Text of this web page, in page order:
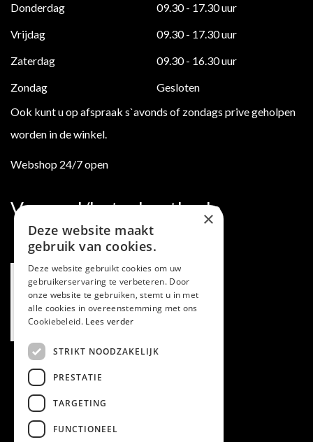
Donderdag
09.30 - 17.30 uur
Vrijdag
09.30 - 17.30 uur
Zaterdag
09.30 - 16.30 uur
Zondag
Gesloten
Ook kunt u op afspraak s`avonds of zondags prive geholpen
worden in de winkel.
Webshop 24/7 open
Verzend/betaalmethode
×
Deze website maakt
gebruik van cookies.
Deze website gebruikt cookies om uw
gebruikerservaring te verbeteren. Door
onze website te gebruiken, stemt u in met
alle cookies in overeenstemming met ons
Cookiebeleid. Lees verder
STRIKT NOODZAKELIJK
PRESTATIE
TARGETING
FUNCTIONEEL